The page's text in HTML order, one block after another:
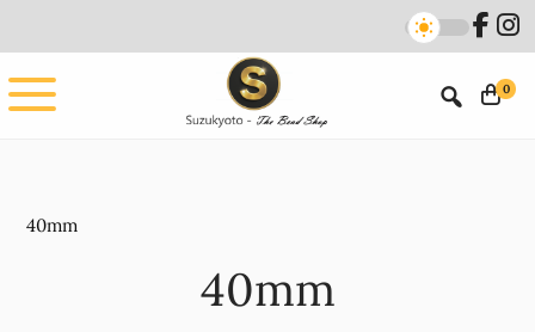
main
content
footer
0
40mm
40mm